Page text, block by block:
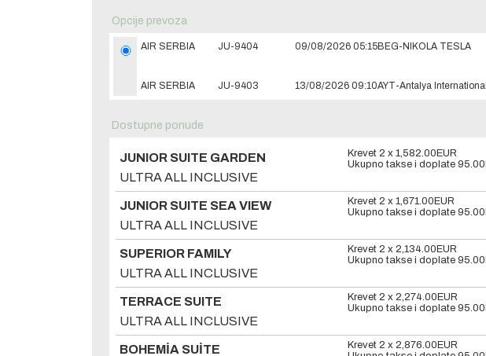
Opcije prevoza
AIR SERBIA JU-9404 09/08/2026 05:15BEG-NIKOLA TESLA
AIR SERBIA JU-9403 13/08/2026 09:10AYT-Antalya International
Dostupne ponude
JUNIOR SUITE GARDEN
ULTRA ALL INCLUSIVE
Krevet 2 x 1,582.00 EUR
Ukupno takse i doplate 95.00
JUNIOR SUITE SEA VIEW
ULTRA ALL INCLUSIVE
Krevet 2 x 1,671.00 EUR
Ukupno takse i doplate 95.00
SUPERIOR FAMILY
ULTRA ALL INCLUSIVE
Krevet 2 x 2,134.00 EUR
Ukupno takse i doplate 95.00
TERRACE SUITE
ULTRA ALL INCLUSIVE
Krevet 2 x 2,274.00 EUR
Ukupno takse i doplate 95.00
BOHEMİA SUİTE
Krevet 2 x 2,876.00 EUR